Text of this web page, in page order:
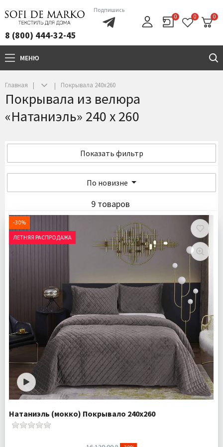
8 (800) 444-32-45
Подпишись
0 0 0
МЕНЮ
Главная Покрывала 240х260
Покрывала из велюра
«Натаниэль» 240 х 260
Показать фильтр
По новизне
9 товаров
-30%
ЛЕТНЯЯ РАСПРОДАЖА
Натаниэль (мокко) Покрывало 240х260